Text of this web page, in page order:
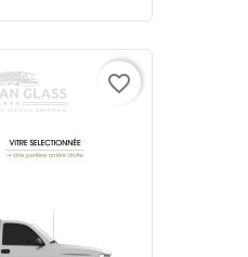
favorite_border